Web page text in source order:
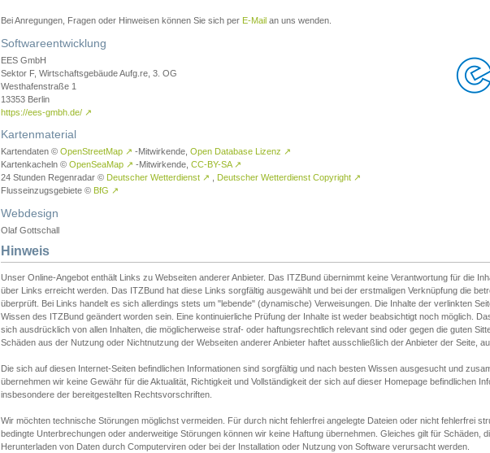
Bei Anregungen, Fragen oder Hinweisen können Sie sich per E-Mail an uns wenden.
Softwareentwicklung
EES GmbH
Sektor F, Wirtschaftsgebäude Aufg.re, 3. OG
Westhafenstraße 1
13353 Berlin
https://ees-gmbh.de/ ↗
Kartenmaterial
Kartendaten © OpenStreetMap ↗ -Mitwirkende, Open Database Lizenz ↗
Kartenkacheln © OpenSeaMap ↗ -Mitwirkende, CC-BY-SA ↗
24 Stunden Regenradar © Deutscher Wetterdienst ↗ Deutscher Wetterdienst Copyright ↗
Flusseinzugsgebiete © BfG ↗
Webdesign
Olaf Gottschall
Hinweis
Unser Online-Angebot enthält Links zu Webseiten anderer Anbieter. Das ITZBund übernimmt keine Verantwortung für die
über Links erreicht werden. Das ITZBund hat diese Links sorgfältig ausgewählt und bei der erstmaligen Verknüpfung die
überprüft. Bei Links handelt es sich allerdings stets um "lebende" (dynamische) Verweisungen. Die Inhalte der verlinkten
Wissen des ITZBund geändert worden sein. Eine kontinuierliche Prüfung der Inhalte ist weder beabsichtigt noch möglich.
sich ausdrücklich von allen Inhalten, die möglicherweise straf- oder haftungsrechtlich relevant sind oder gegen die guten
Schäden aus der Nutzung oder Nichtnutzung der Webseiten anderer Anbieter haftet ausschließlich der Anbieter der Seite,
Die sich auf diesen Internet-Seiten befindlichen Informationen sind sorgfältig und nach besten Wissen ausgesucht und
übernehmen wir keine Gewähr für die Aktualität, Richtigkeit und Vollständigkeit der sich auf dieser Homepage befindlichen
insbesondere der bereitgestellten Rechtsvorschriften.
Wir möchten technische Störungen möglichst vermeiden. Für durch nicht fehlerfrei angelegte Dateien oder nicht fehlerfrei
bedingte Unterbrechungen oder anderweitige Störungen können wir keine Haftung übernehmen. Gleiches gilt für Schäden,
Herunterladen von Daten durch Computerviren oder bei der Installation oder Nutzung von Software verursacht werden.